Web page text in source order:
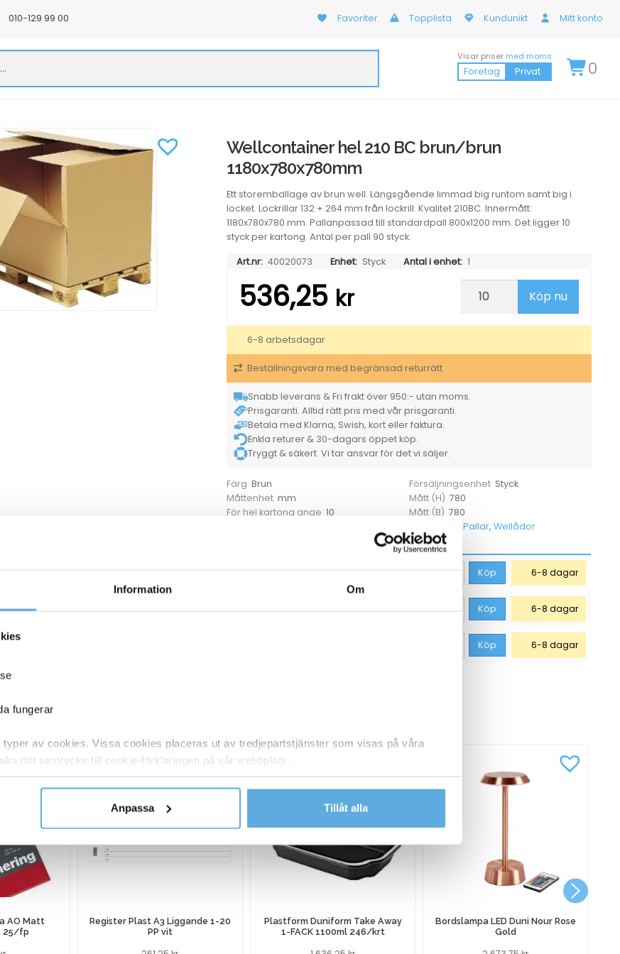
Information Om
fungerar
typer av cookies. Vissa cookies placeras ut av tredjepartstjänster som visas på våra
ditt samtycke till cookie-förklaringen på vår webbplats.
Anpassa
Tillåt alla
010-129 99 00 Favoriter Topplista Kundunikt Mitt konto
Visar priser med moms
Företag Privat 0
Wellcontainer hel 210 BC brun/brun
1180x780x780mm
Ett storemballage av brun well. Längsgående limmad big runtom samt big i
locket. Lockrillar 132 + 264 mm från lockrill. Kvalitet 210BC. Innermått:
1180x780x780 mm. Pallanpassad till standardpall 800x1200 mm. Det ligger 10
styck per kartong. Antal per pall 90 styck.
Art.nr: 40020073 Enhet: Styck Antal i enhet: 1
536,25 kr
Wellcontainer
BC
1180x780x780mm
Köp nu
6-8 arbetsdagar
Beställningsvara med begränsad returrätt
Snabb leverans & Fri frakt över 950:- utan moms.
Prisgaranti. Alltid rätt pris med vår prisgaranti.
Betala med Klarna, Swish, kort eller faktura.
Enkla returer & 30-dagars öppet köp.
Tryggt & säkert. Vi tar ansvar för det vi säljer.
Färg Brun Försäljningsenhet Styck
Måttenhet mm Mått (H) 780
För hel kartong ange 10 Mått (B) 780
Pallar,Wellådor
40020125 Wellcontainerlock brun/brun 1200×850/110mm 423,75kr Köp 6-8 dagar
40020092 Wellpapplåda 0201 210 BC 780x580x475mm 461,25kr Köp 6-8 dagar
Köp 6-8 dagar
AO Matt
25/fp
Register Plast A3 Liggande 1-20
PP vit
Plastform Duniform Take Away
1-FACK 1100ml 246/krt
Bordslampa LED Duni Nour Rose
Gold